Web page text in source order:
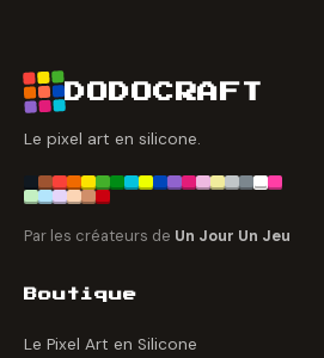
DODOCRAFT
Le pixel art en silicone.
Par les créateurs de Un Jour Un Jeu
Boutique
Le Pixel Art en Silicone